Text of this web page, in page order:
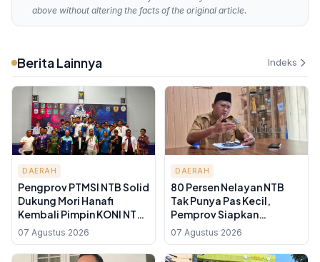
above without altering the facts of the original article.
Berita Lainnya Indeks
DAERAH
Pengprov PTMSI NTB Solid
Dukung Mori Hanafi
Kembali Pimpin KONI NTB
demi Target PON 2028
07 Agustus 2026
DAERAH
80 Persen Nelayan NTB
Tak Punya Pas Kecil,
Pemprov Siapkan
Pendampingan
Administrasi demi Akses
BBM Subsidi
07 Agustus 2026